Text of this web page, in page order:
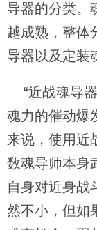
导器的分类。
越成熟，整体
导器以及定装
“近战魂导
魂力的催动爆
来说，使用近
数魂导师本身
自身对近身战
然不小，但如